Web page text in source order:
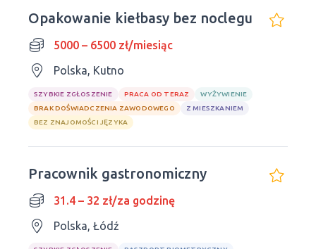
Opakowanie kiełbasy bez noclegu
5000 – 6500 zł/miesiąc
Polska, Kutno
SZYBKIE ZGŁOSZENIE PRACA OD TERAZ
WYŻYWIENIE
BRAK DOŚWIADCZENIA ZAWODOWEGO
Z MIESZKANIEM
BEZ ZNAJOMOŚCI JĘZYKA
Pracownik gastronomiczny
31.4 – 32 zł/za godzinę
Polska, Łódź